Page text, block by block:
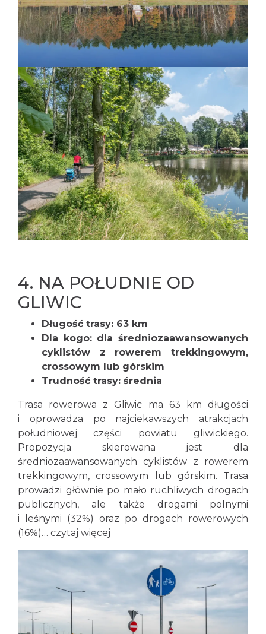
4. NA POŁUDNIE OD
GLIWIC
Długość trasy: 63 km
Dla kogo: dla średniozaawansowanych
cyklistów z rowerem trekkingowym,
crossowym lub górskim
Trudność trasy: średnia
Trasa rowerowa z Gliwic ma 63 km długości
i oprowadza po najciekawszych atrakcjach
południowej części powiatu gliwickiego.
Propozycja skierowana jest dla
średniozaawansowanych cyklistów z rowerem
trekkingowym, crossowym lub górskim. Trasa
prowadzi głównie po mało ruchliwych drogach
publicznych, ale także drogami polnymi
i leśnymi (32%) oraz po drogach rowerowych
(16%)… czytaj więcej